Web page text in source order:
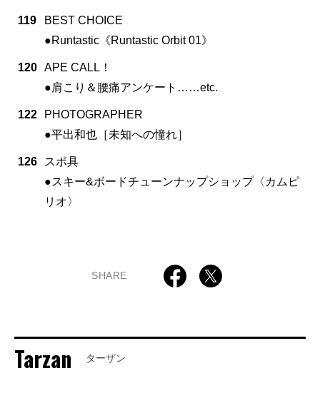
119
BEST CHOICE
●Runtastic《Runtastic Orbit 01》
120 APE CALL！
●肩こり＆腰痛アンケート……etc.
122
PHOTOGRAPHER
●平出和也［未知への憧れ］
126
スポ具
●スキー&ボードチューンナップショップ〈カムピ
リオ〉
SHARE
Tarzan ターザン